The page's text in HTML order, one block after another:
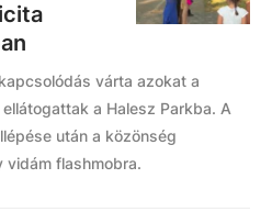
várta azokat a
a Halesz Parkba. A
után a közönség
vidám flashmobra.